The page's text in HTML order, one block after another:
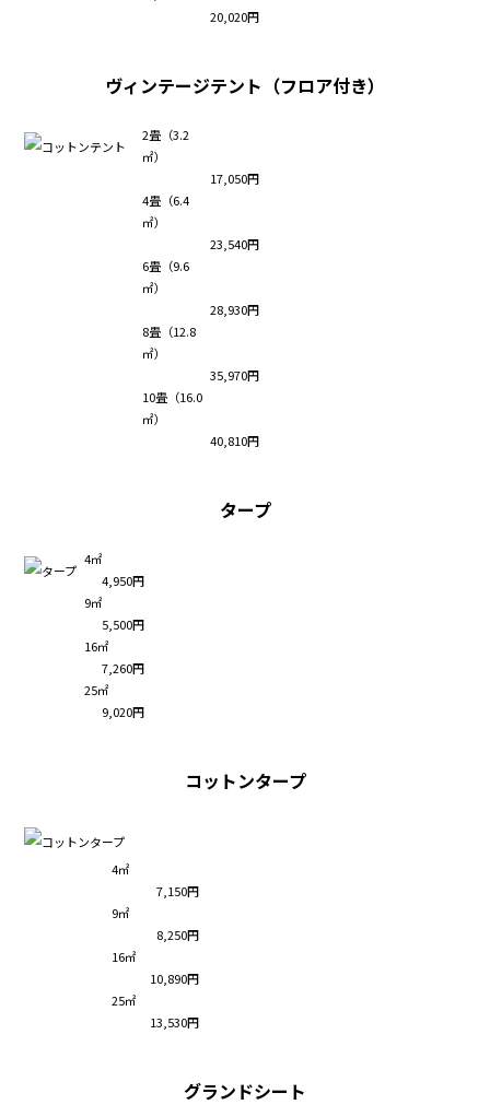
20,020円
ヴィンテージテント（フロア付き）
2畳（3.2
㎡）
17,050円
4畳（6.4
㎡）
23,540円
6畳（9.6
㎡）
28,930円
8畳（12.8
㎡）
35,970円
10畳（16.0
㎡）
40,810円
タープ
4㎡
4,950円
9㎡
5,500円
16㎡
7,260円
25㎡
9,020円
コットンタープ
4㎡
7,150円
9㎡
8,250円
16㎡
10,890円
25㎡
13,530円
グランドシート